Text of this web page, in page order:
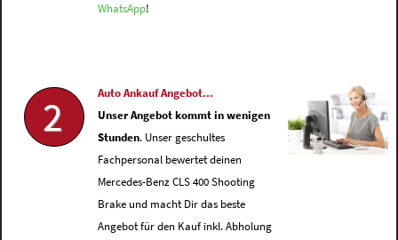
WhatsApp!
2
Auto Ankauf Angebot...
Unser Angebot kommt in wenigen
Stunden. Unser geschultes
Fachpersonal bewertet deinen
Mercedes-Benz CLS 400 Shooting
Brake und macht Dir das beste
Angebot für den Kauf inkl. Abholung